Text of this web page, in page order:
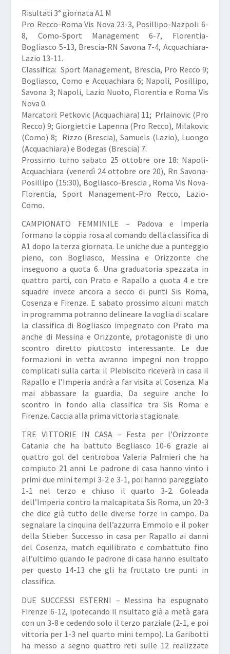
Risultati 3° giornata A1 M
Pro Recco-Roma Vis Nova 23-3, Posillipo-Nazpoli 6-
8, Como-Sport Management 6-7, Florentia-
Bogliasco 5-13, Brescia-RN Savona 7-4, Acquachiara-
Lazio 13-11.
Classifica: Sport Management, Brescia, Pro Recco 9;
Bogliasco, Como e Acquachiara 6; Napoli, Posillipo,
Savona 3; Napoli, Lazio Nuoto, Florentia e Roma Vis
Nova 0.
Marcatori: Petkovic (Acquachiara) 11; Prlainovic (Pro
Recco) 9; Giorgietti e Lapenna (Pro Recco), Milakovic
(Como) 8; Rizzo (Brescia), Samuels (Lazio), Luongo
(Acquachiara) e Bodegas (Brescia) 7.
Prossimo turno sabato 25 ottobre ore 18: Napoli-
Acquachiara (venerdì 24 ottobre ore 20), Rn Savona-
Posillipo (15:30), Bogliasco-Brescia , Roma Vis Nova-
Florentia, Sport Management-Pro Recco, Lazio-
Como.
CAMPIONATO FEMMINILE – Padova e
Imperia
formano la coppia rosa al comando della classifica di
A1 dopo la terza giornata. Le uniche due a punteggio
pieno, con Bogliasco, Messina e Orizzonte che
inseguono a quota 6. Una graduatoria spezzata in
quattro parti, con Prato e Rapallo a quota 4 e tre
squadre invece ancora a secco di punti Sis Roma,
Cosenza e Firenze. E sabato prossimo alcuni match
in programma potranno delineare la voglia di scalare
la classifica di Bogliasco impegnato con Prato ma
anche di Messina e Orizzonte, protagoniste di uno
scontro diretto piuttosto interessante. Le due
formazioni in vetta avranno impegni non troppo
complicati sulla carta: il Plebiscito riceverà in casa il
Rapallo e l’Imperia andrà a far visita al Cosenza. Ma
mai abbassare la guardia. Da seguire anche lo
scontro in fondo alla classifica tra Sis Roma e
Firenze. Caccia alla prima vittoria stagionale.
TRE VITTORIE IN CASA – Festa per l’Orizzonte
Catania che ha battuto Bogliasco 10-6 grazie ai
quattro gol del centroboa Valeria Palmieri che ha
compiuto 21 anni. Le padrone di casa hanno vinto i
primi due mini tempi 3-2 e 3-1, poi hanno pareggiato
1-1 nel terzo e chiuso il quarto 3-2. Goleada
dell’Imperia contro la malcapitata Sis Roma, un 20-3
che dice già tutto delle diverse forze in campo. Da
segnalare la cinquina dell’azzurra Emmolo e il poker
della Stieber. Successo in casa per Rapallo ai danni
del Cosenza, match equilibrato e combattuto fino
all’ultimo quando le padrone di casa hanno esultato
per questo 14-13 che gli ha fruttato tre punti in
classifica.
DUE SUCCESSI ESTERNI – Messina ha espugnato
Firenze 6-12, ipotecando il risultato già a metà gara
con un 3-8 e cedendo solo il terzo parziale (2-1, e poi
vittoria per 1-3 nel quarto mini tempo). La Garibotti
ha messo a segno quattro reti sulle 12 realizzate